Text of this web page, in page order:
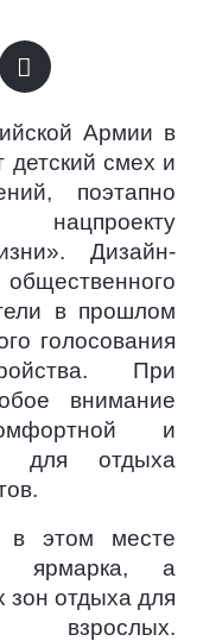
Армии в
детский смех и
поэтапно
Дизайн-
в прошлом
голосования
При
внимание
и
для отдыха
в этом месте
ярмарка, а
зон отдыха для